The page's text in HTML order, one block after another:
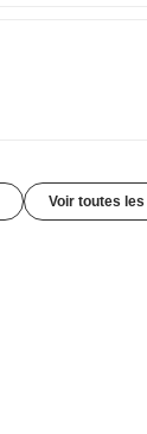
Voir toutes